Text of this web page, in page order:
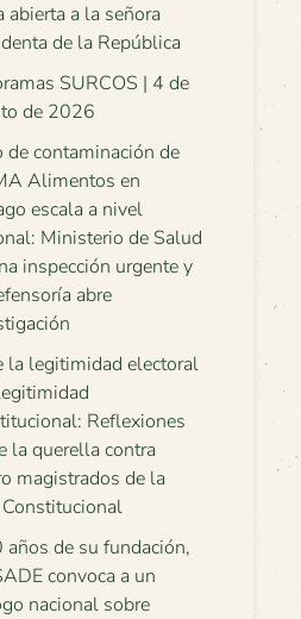
abierta a la señora
de la República
SURCOS | 4 de
de 2026
de contaminación de
Alimentos en
escala a nivel
Ministerio de Salud
inspección urgente y
abre
la legitimidad electoral
Reflexiones
la querella contra
magistrados de la
de su fundación,
convoca a un
nacional sobre